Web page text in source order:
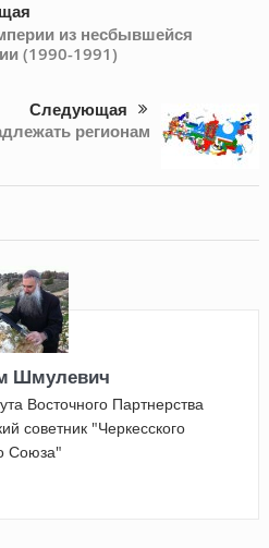
из несбывшейся
(1990-1991)
Следующая
регионам
Шмулевич
Восточного Партнерства
советник "Черкесского
Союза"